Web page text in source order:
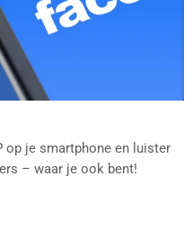
op je smartphone en luister
– waar je ook bent!